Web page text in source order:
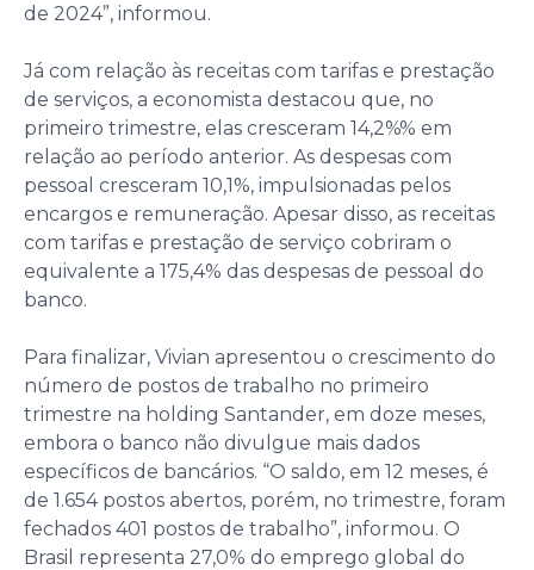
de 2024”, informou.
Já com relação às receitas com tarifas e prestação
de serviços, a economista destacou que, no
primeiro trimestre, elas cresceram 14,2%% em
relação ao período anterior. As despesas com
pessoal cresceram 10,1%, impulsionadas pelos
encargos e remuneração. Apesar disso, as receitas
com tarifas e prestação de serviço cobriram o
equivalente a 175,4% das despesas de pessoal do
banco.
Para finalizar, Vivian apresentou o crescimento do
número de postos de trabalho no primeiro
trimestre na holding Santander, em doze meses,
embora o banco não divulgue mais dados
específicos de bancários. “O saldo, em 12 meses, é
de 1.654 postos abertos, porém, no trimestre, foram
fechados 401 postos de trabalho”, informou. O
Brasil representa 27,0% do emprego global do